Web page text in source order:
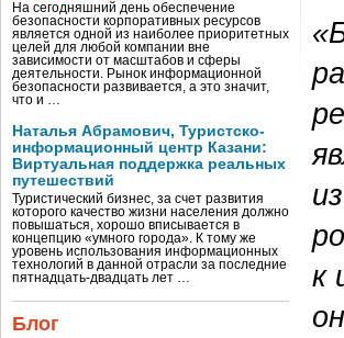
На сегодняшний день обеспечение
безопасности корпоративных ресурсов
является одной из наиболее приоритетных
целей для любой компании вне
зависимости от масштабов и сферы
деятельности. Рынок информационной
безопасности развивается, а это значит,
что и …
Наталья Абрамович, Туристско-
информационный центр Казани:
Виртуальная поддержка реальных
путешествий
Туристический бизнес, за счет развития
которого качество жизни населения должно
повышаться, хорошо вписывается в
концепцию «умного города». К тому же
уровень использования информационных
технологий в данной отрасли за последние
пятнадцать-двадцать лет …
Блог
к